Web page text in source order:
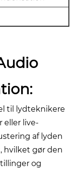
til lydteknikere
eller live-
af lyden
hvilket gør den
og